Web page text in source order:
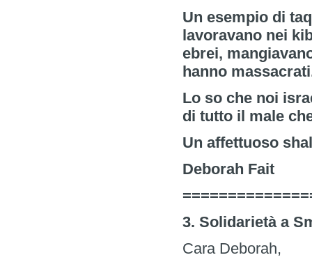
Un esempio di
lavoravano nei
ebrei,
hanno
Lo so che noi
di tutto il male
Un affettuoso
Deborah Fait
3. Solidarietà a
Cara Deborah,